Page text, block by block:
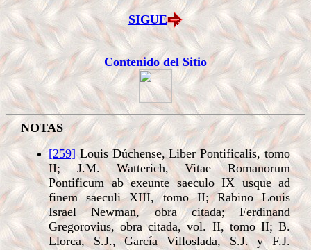
SIGUE
Contenido del Sitio
NOTAS
[259]Louis Dúchense, Liber Pontificalis, tomo
II; J.M. Watterich, Vitae Romanorum
Pontificum ab exeunte saeculo IX usque ad
finem saeculi XIII, tomo II; Rabino Louis
Israel Newman, obra citada; Ferdinand
Gregorovius, obra citada, vol. II, tomo II; B.
Llorca, S.J., García Villoslada, S.J. y F.J.